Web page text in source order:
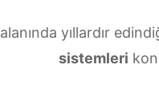
alanında yıllardır
sistemleri